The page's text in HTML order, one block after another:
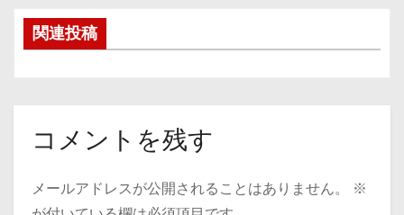
稿
ナ
ゲ
シ
関連投稿
コメントを残す
メールアドレスが公開されることはありません。
※